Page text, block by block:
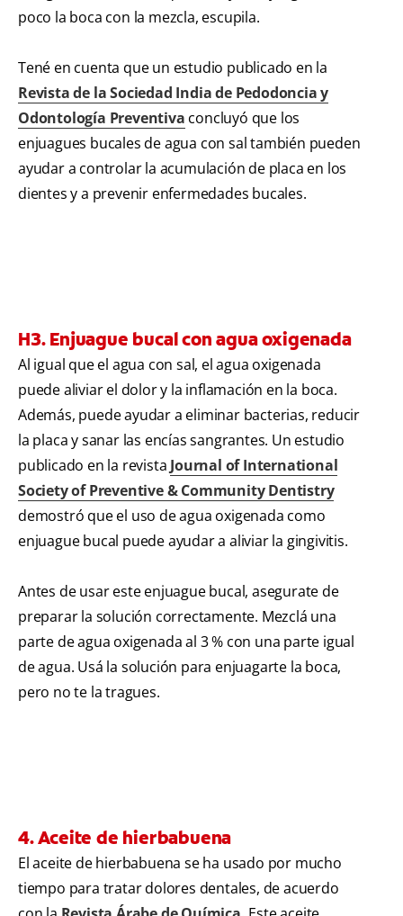
poco la boca con la mezcla, escupila.
Tené en cuenta que un estudio publicado en la
Revista de la Sociedad India de Pedodoncia y
Odontología Preventiva concluyó que los
enjuagues bucales de agua con sal también pueden
ayudar a controlar la acumulación de placa en los
dientes y a prevenir enfermedades bucales.
H3. Enjuague bucal con agua oxigenada
Al igual que el agua con sal, el agua oxigenada
puede aliviar el dolor y la inflamación en la boca.
Además, puede ayudar a eliminar bacterias, reducir
la placa y sanar las encías sangrantes. Un estudio
publicado en la revista Journal of International
Society of Preventive & Community Dentistry
demostró que el uso de agua oxigenada como
enjuague bucal puede ayudar a aliviar la gingivitis.
Antes de usar este enjuague bucal, asegurate de
preparar la solución correctamente. Mezclá una
parte de agua oxigenada al 3 % con una parte igual
de agua. Usá la solución para enjuagarte la boca,
pero no te la tragues.
4. Aceite de hierbabuena
El aceite de hierbabuena se ha usado por mucho
tiempo para tratar dolores dentales, de acuerdo